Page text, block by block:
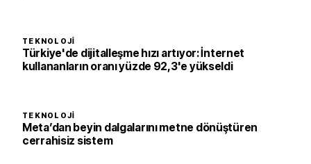
TEKNOLOJI
Türkiye'de dijitalleşme hızı artıyor: İnternet
kullananların oranı yüzde 92,3'e yükseldi
TEKNOLOJI
Meta’dan beyin dalgalarını metne dönüştüren
cerrahisiz sistem